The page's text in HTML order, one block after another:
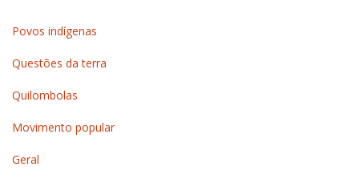
Povos indígenas
Questões da terra
Quilombolas
Movimento popular
Geral